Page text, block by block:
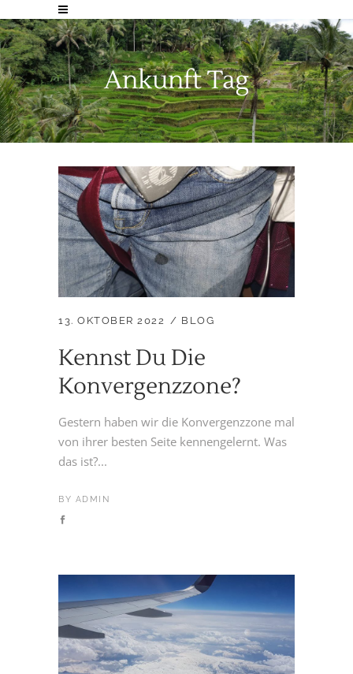
Ankunft Tag
13. OKTOBER 2022 BLOG
Kennst Du Die
Konvergenzzone?
Gestern haben wir die Konvergenzzone mal
von ihrer besten Seite kennengelernt. Was
das ist?...
BY ADMIN